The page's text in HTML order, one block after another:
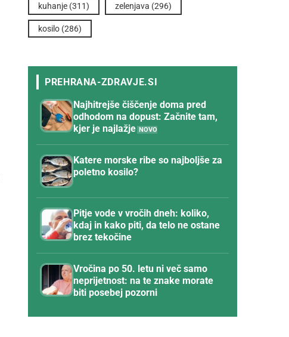
kuhanje (311) zelenjava (296)
kosilo (286)
Najhitrejše čiščenje doma pred
odhodom na dopust: Začnite tam,
kjer je najlažje
Katere morske ribe so najboljše za
poletno kosilo?
Pitje vode v vročih dneh: koliko,
kdaj in kako piti, da telo ne ostane
brez tekočine
Vročina po 50. letu ni več samo
neprijetnost: na te znake morate
biti posebej pozorni